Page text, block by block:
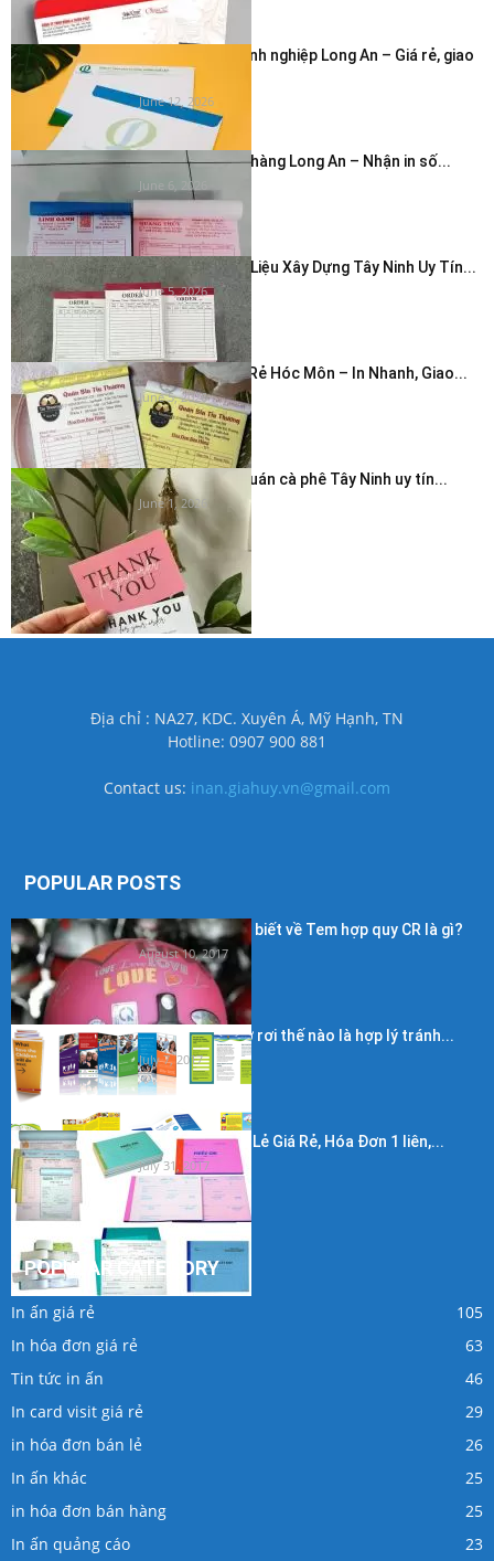
In phong bì doanh nghiệp Long An – Giá rẻ, giao
nhanh...
June 12, 2026
In hóa đơn cửa hàng Long An – Nhận in số...
June 6, 2026
In Hóa Đơn Vật Liệu Xây Dựng Tây Ninh Uy Tín...
June 5, 2026
In Hóa Đơn Giá Rẻ Hóc Môn – In Nhanh, Giao...
June 5, 2026
In thẻ cảm ơn quán cà phê Tây Ninh uy tín...
June 1, 2026
Địa chỉ : NA27, KDC. Xuyên Á, Mỹ Hạnh, TN
Hotline: 0907 900 881
Contact us: inan.giahuy.vn@gmail.com
POPULAR POSTS
Những điều cần biết về Tem hợp quy CR là gì?
August 10, 2017
Kích thước in tờ rơi thế nào là hợp lý tránh...
July 7, 2017
In Hóa Đơn Bán Lẻ Giá Rẻ, Hóa Đơn 1 liên,...
July 31, 2017
POPULAR CATEGORY
In ấn giá rẻ
105
In hóa đơn giá rẻ
63
Tin tức in ấn
46
In card visit giá rẻ
29
in hóa đơn bán lẻ
26
In ấn khác
25
in hóa đơn bán hàng
25
In ấn quảng cáo
23